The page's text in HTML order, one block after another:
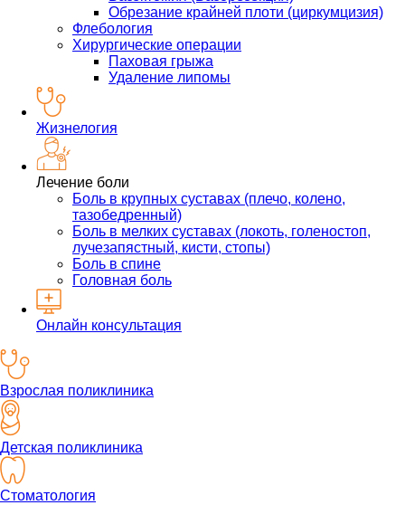
Обрезание крайней плоти (циркумцизия)
Флебология
Хирургические операции
Паховая грыжа
Удаление липомы
Жизнелогия
Лечение боли
Боль в крупных суставах (плечо, колено,
тазобедренный)
Боль в мелких суставах (локоть, голеностоп,
лучезапястный, кисти, стопы)
Боль в спине
Головная боль
Онлайн консультация
Взрослая поликлиника
Детская поликлиника
Стоматология